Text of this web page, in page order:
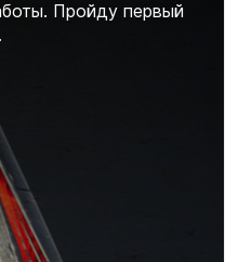
Пройду первый